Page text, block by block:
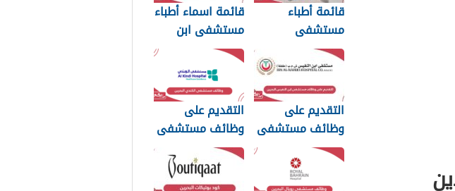
قائمة أطباء
مستشفى
الجوهرة البحرين
2025
قائمة اسماء أطباء
مستشفى ابن
النفيس 2025
التقديم على
وظائف مستشفى
ابن النفيس
البحرين 2025
التقديم على
وظائف مستشفى
الكندي البحرين
2025